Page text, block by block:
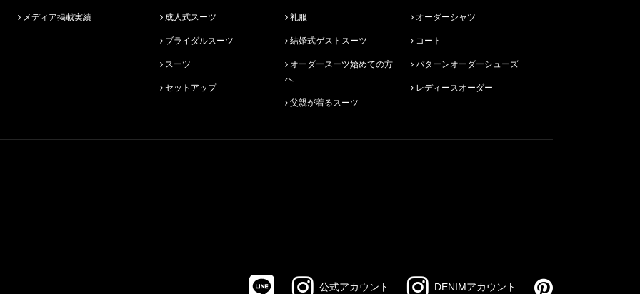
メディア掲載実績 成人式スーツ
ブライダルスーツ
スーツ
セットアップ
礼服
結婚式ゲストスーツ
へ
父親が着るスーツ
オーダーシャツ
コート
パターンオーダーシューズ
レディースオーダー
公式アカウント DENIMアカウント